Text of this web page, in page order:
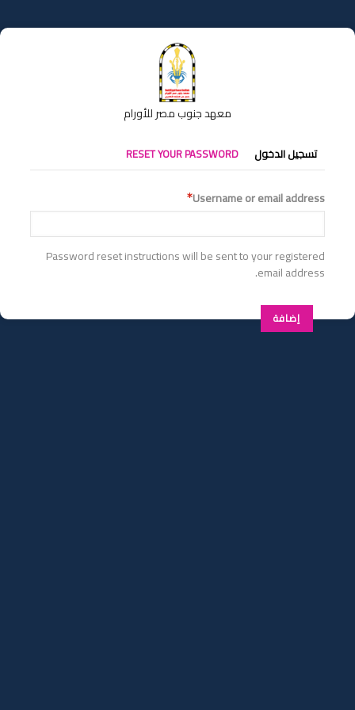
إلى
المحتوى
معهد جنوب مصر للأورام
التبويبات
الأساسية
تسجيل الدخول RESET YOUR PASSWORD
Username or email address
Password reset instructions will be sent to your registered
email address.